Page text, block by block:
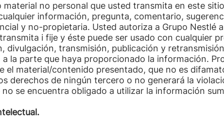
material no personal que usted transmita en este
información, pregunta, comentario,
y no-propietaria. Usted autoriza a Grupo Nestlé
i fije y éste puede ser usado con cualquier
divulgación, transmisión, publicación y
a la parte que haya proporcionado la información.
el material/contenido presentado, que no es
derechos de ningún tercero o no generará la
no se encuentra obligado a utilizar la información